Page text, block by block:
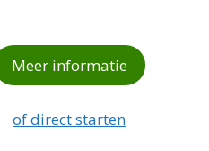
Meer informatie
of direct starten